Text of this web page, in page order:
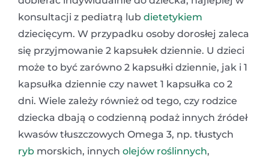
konsultacji z pediatrą lub dietetykiem
dziecięcym. W przypadku osoby dorosłej zaleca
się przyjmowanie 2 kapsułek dziennie. U dzieci
może to być zarówno 2 kapsułki dziennie, jak i 1
kapsułka dziennie czy nawet 1 kapsułka co 2
dni. Wiele zależy również od tego, czy rodzice
dziecka dbają o codzienną podaż innych źródeł
kwasów tłuszczowych Omega 3, np. tłustych
ryb morskich, innych olejów roślinnych,